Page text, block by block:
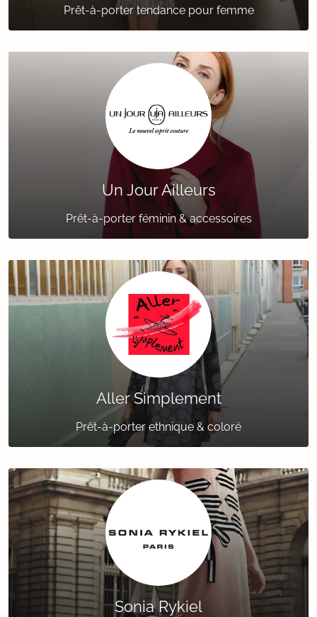
Prêt-à-porter tendance pour femme
Un Jour Ailleurs
Prêt-à-porter féminin & accessoires
Aller Simplement
Prêt-à-porter ethnique & coloré
Sonia Rykiel